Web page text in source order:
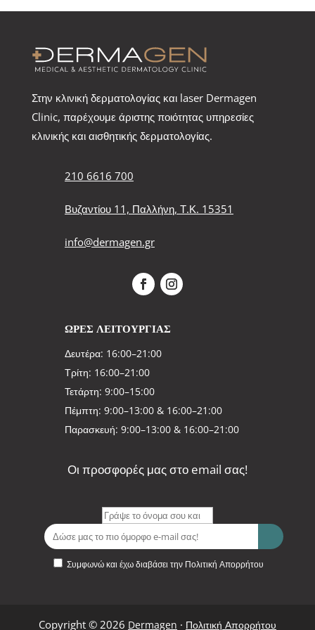
Στην κλινική δερματολογίας και laser Dermagen
Clinic, παρέχουμε άριστης ποιότητας υπηρεσίες
κλινικής και αισθητικής δερματολογίας.
210 6616 700
Βυζαντίου 11, Παλλήνη, Τ.Κ. 15351
info@dermagen.gr
ΩΡΕΣ ΛΕΙΤΟΥΡΓΙΑΣ
Δευτέρα: 16:00–21:00
Τρίτη: 16:00–21:00
Τετάρτη: 9:00–15:00
Πέμπτη: 9:00–13:00 & 16:00–21:00
Παρασκευή: 9:00–13:00 & 16:00–21:00
Οι προσφορές μας στο email σας!
Συμφωνώ και έχω διαβάσει την Πολιτική Απορρήτου
Copyright © 2026 Dermagen · Πολιτική Απορρήτου